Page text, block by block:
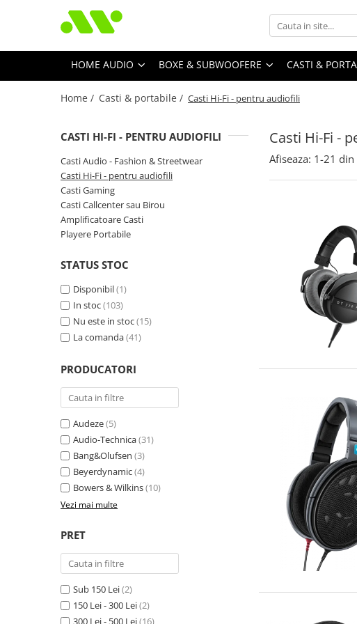
HOME AUDIO BOXE & SUBWOOFERE CASTI &
Home / Casti & portabile / Casti Hi-Fi - pentru audiofili
Casti Hi-Fi -
CASTI HI-FI - PENTRU AUDIOFILI
Casti Audio - Fashion & Streetwear
Casti Hi-Fi - pentru audiofili
Casti Gaming
Casti Callcenter sau Birou
Amplificatoare Casti
Playere Portabile
STATUS STOC
Disponibil(1)
In stoc(103)
Nu este in stoc(15)
La comanda(41)
PRODUCATORI
Audeze(5)
Audio-Technica(31)
Bang&Olufsen (3)
Beyerdynamic(4)
Bowers & Wilkins(10)
Vezi mai multe
PRET
Sub 150 Lei(2)
150 Lei - 300 Lei(2)
300 Lei - 500 Lei(16)
Afiseaza: 1-21 din